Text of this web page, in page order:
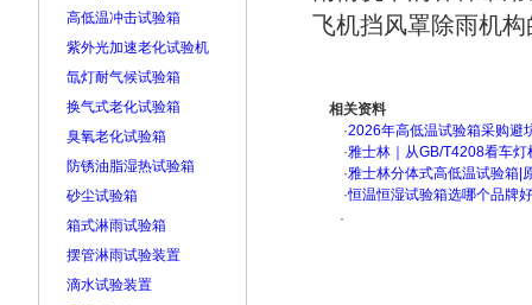
高低温冲击试验箱
紫外光加速老化试验机
氙灯耐气候试验箱
换气式老化试验箱
臭氧老化试验箱
防锈油脂湿热试验箱
砂尘试验箱
箱式淋雨试验箱
摆管淋雨试验装置
滴水试验装置
飞机挡风罩除雨机
相关资料
·2026年高低温试验箱采购
·雅士林｜从GB/T4208看车
·雅士林分体式高低温试验箱|
·恒温恒湿试验箱选哪个品牌
·